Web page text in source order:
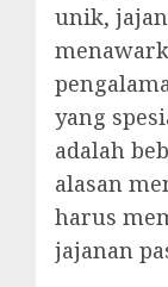
unik,
yang
adalah
alasan
harus
jajanan